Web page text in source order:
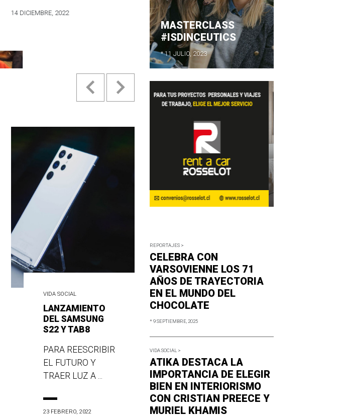
Previous Next
VIDA SOCIAL
LANZAMIENTO
DEL SAMSUNG
S22 Y TAB8
PARA REESCRIBIR
EL FUTURO Y
TRAER LUZ A ...
23 FEBRERO, 2022
MASTERCLASS
#ISDINCEUTICS
* 11 JULIO, 2023
REPORTAJES >
CELEBRA CON
VARSOVIENNE LOS 71
AÑOS DE TRAYECTORIA
EN EL MUNDO DEL
CHOCOLATE
* 9 SEPTIEMBRE, 2025
VIDA SOCIAL >
ATIKA DESTACA LA
IMPORTANCIA DE ELEGIR
BIEN EN INTERIORISMO
CON CRISTIAN PREECE Y
MURIEL KHAMIS